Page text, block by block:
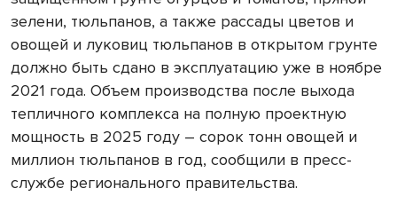
зелени, тюльпанов, а также рассады цветов и
овощей и луковиц тюльпанов в открытом грунте
должно быть сдано в эксплуатацию уже в ноябре
2021 года. Объем производства после выхода
тепличного комплекса на полную проектную
мощность в 2025 году – сорок тонн овощей и
миллион тюльпанов в год, сообщили в пресс-
службе регионального правительства.